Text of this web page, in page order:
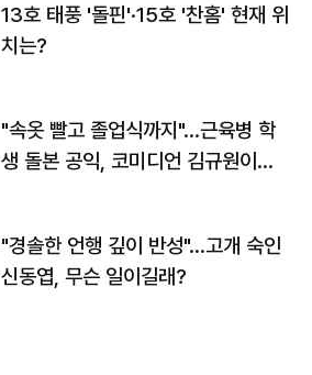
13호 태풍 '돌핀'·15호 '찬홈' 현재 위
치는?
"속옷 빨고 졸업식까지"…근육병 학
생 돌본 공익, 코미디언 김규원이었
"경솔한 언행 깊이 반성"…고개 숙인
신동엽, 무슨 일이길래?